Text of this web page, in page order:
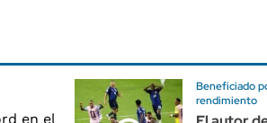
Beneficiado
rendimiento